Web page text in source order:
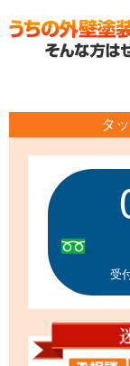
タ
受